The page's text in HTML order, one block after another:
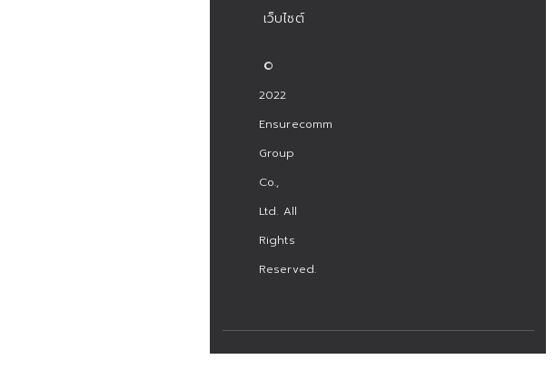
เว็บไซต์
©
2022
Ensurecomm
Group
Co.,
Ltd. All
Rights
Reserved.